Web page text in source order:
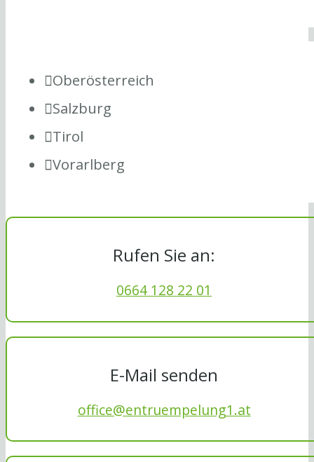
Oberösterreich
Salzburg
Tirol
Vorarlberg
Rufen Sie an:
0664 128 22 01
E-Mail senden
office@entruempelung1.at